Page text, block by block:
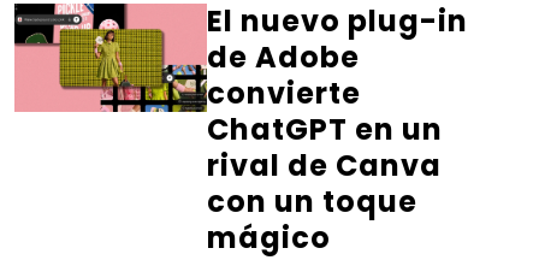
El nuevo plug-in
de Adobe
convierte
ChatGPT en un
rival de Canva
con un toque
mágico